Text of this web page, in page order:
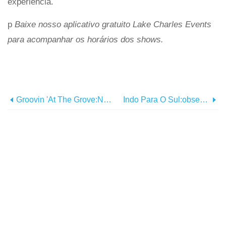
p Baixe nosso aplicativo gratuito Lake Charles Events
para acompanhar os horários dos shows.
Groovin 'at The Grove:New Lake Charles Concert Series Indo Para O Sul:observação De Pássaros Em Lake Charles